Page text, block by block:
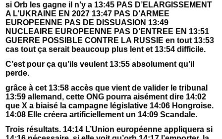
si Orb les gagne il n’y a 13:45 PAS D’ELARGISSEMENT
A L’UKRAINE EN 2027 13:47 PAS D’ARMEE
EUROPEENNE PAS DE DISSUASION 13:49
NUCLEAIRE EUROPEENNE PAS D’ENTREE EN 13:51
GUERRE POSSIBLE CONTRE LA RUSSIE en tout 13:53
cas tout ça serait beaucoup plus lent et 13:54 difficile.
C’est pour ça qu’ils veulent 13:55 absolument qu’il
perde.
grâce à cet 13:58 accès que vient de valider le tribunal
13:59 allemand, cette ONG pourra aisément dire 14:02
que X a biaisé la campagne législative 14:06 Hongroise.
14:08 Elle créera artificiellement un 14:09 Scandale.
Trois résultats. 14:14 L’Union européenne appliquera si